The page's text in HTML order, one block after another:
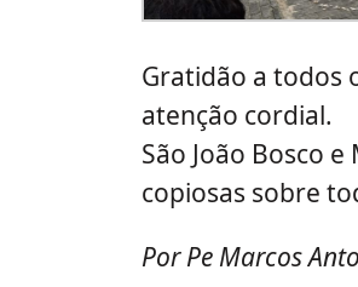
Gratidão a todos
atenção cordial.
São João Bosco
copiosas sobre
Por Pe Marcos